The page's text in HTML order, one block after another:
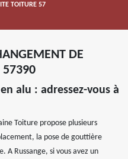
TOITURE 57
DE
57390
alu : adressez-vous à
Toiture propose plusieurs
la pose de gouttière
A Russange, si vous avez un